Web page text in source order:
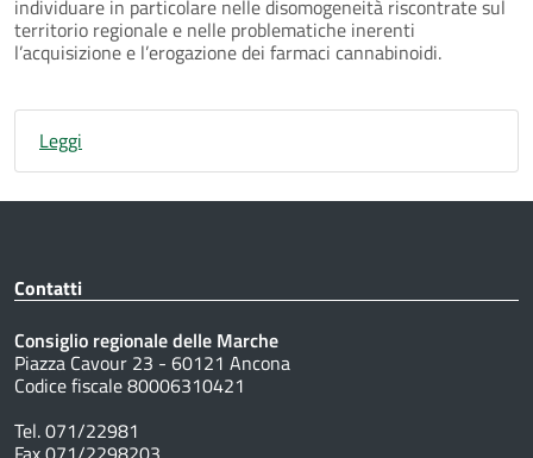
individuare in particolare nelle disomogeneità riscontrate sul
territorio regionale e nelle problematiche inerenti
l’acquisizione e l’erogazione dei farmaci cannabinoidi.
Leggi
Contatti
Consiglio regionale delle Marche
Piazza Cavour 23 - 60121 Ancona
Codice fiscale 80006310421
Tel. 071/22981